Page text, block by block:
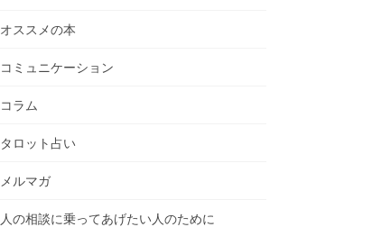
オススメの本
コミュニケーション
コラム
タロット占い
メルマガ
人の相談に乗ってあげたい人のために